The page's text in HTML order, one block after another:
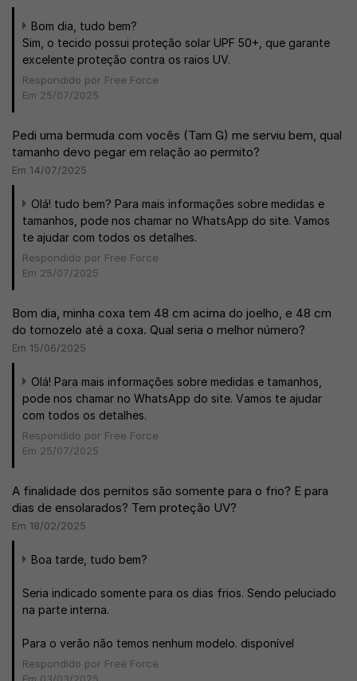
Bom dia, tudo bem?
Sim, o tecido possui proteção solar UPF 50+, que garante
excelente proteção contra os raios UV.
Respondido por Free Force
Em 25/07/2025
Pedi uma bermuda com vocês (Tam G) me serviu bem, qual
tamanho devo pegar em relação ao permito?
Em 14/07/2025
Olá! tudo bem? Para mais informações sobre medidas e
tamanhos, pode nos chamar no WhatsApp do site. Vamos
te ajudar com todos os detalhes.
Respondido por Free Force
Em 25/07/2025
Bom dia, minha coxa tem 48 cm acima do joelho, e 48 cm
do tornozelo até a coxa. Qual seria o melhor número?
Em 15/06/2025
Olá! Para mais informações sobre medidas e tamanhos,
pode nos chamar no WhatsApp do site. Vamos te ajudar
com todos os detalhes.
Respondido por Free Force
Em 25/07/2025
A finalidade dos pernitos são somente para o frio? E para
dias de ensolarados? Tem proteção UV?
Em 18/02/2025
Boa tarde, tudo bem?
Seria indicado somente para os dias frios. Sendo peluciado
na parte interna.
Para o verão não temos nenhum modelo. disponível
Respondido por Free Force